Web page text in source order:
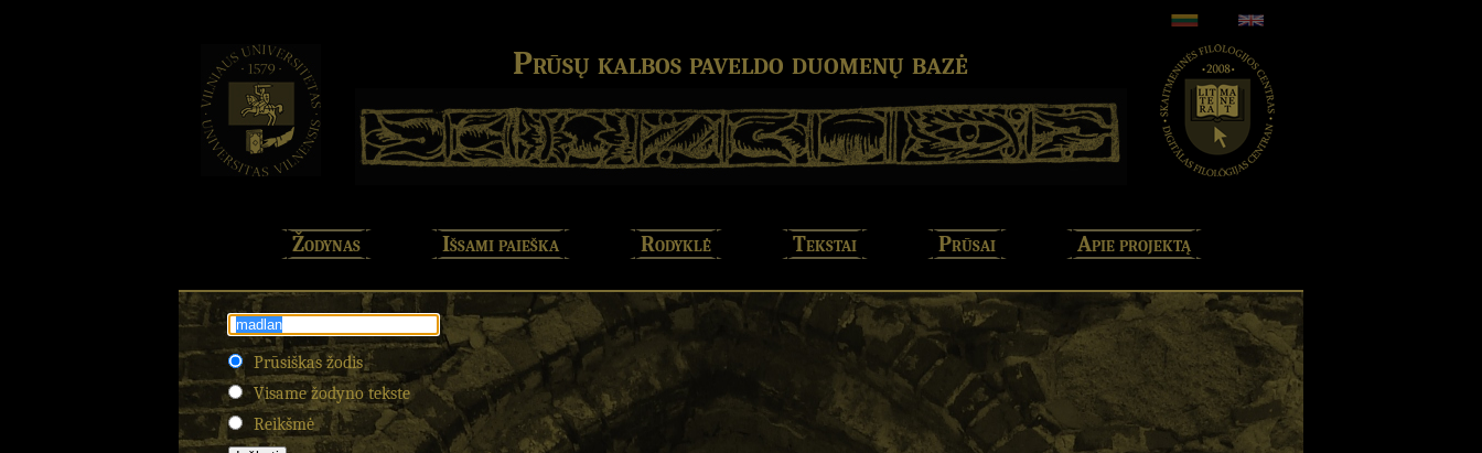
Prūsų kalbos paveldo duomenų bazė
Žodynas Išsami paieška Rodyklė Tekstai Prūsai Apie projektą
Prūsiškas žodis
Visame žodyno tekste
Reikšmė